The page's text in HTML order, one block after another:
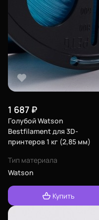
1 687 ₽
Голубой Watson
Bestfilament для 3D-
принтеров 1 кг (2,85 мм)
Тип материала
Watson
Купить